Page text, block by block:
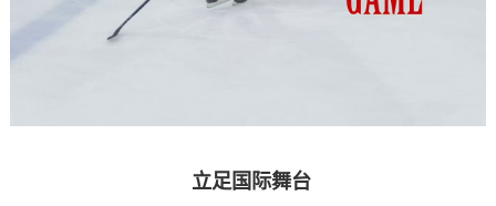
立足国际舞台